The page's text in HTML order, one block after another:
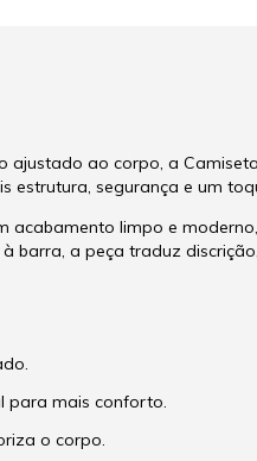
ajustado ao corpo, a
estrutura, segurança e um
acabamento limpo e
barra, a peça traduz
para mais conforto.
o corpo.